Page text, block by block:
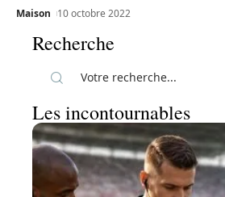
Maison 10 octobre 2022
Recherche
Les incontournables